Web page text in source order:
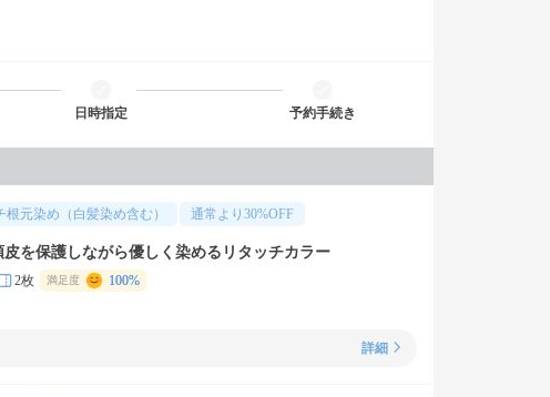
日時指定 予約手続き
根元染め（白髪染め含む） 通常より 30%OFF
皮を保護しながら優しく染めるリタッチカラー
2枚 満足度 100%
詳細